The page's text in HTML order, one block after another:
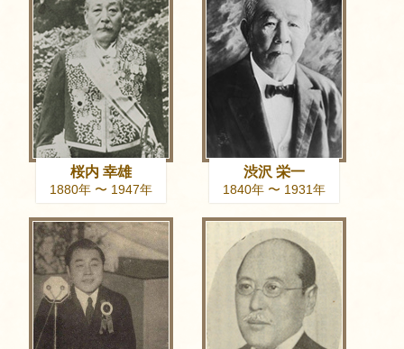
桜内 幸雄
1880年 〜 1947年
渋沢 栄一
1840年 〜 1931年